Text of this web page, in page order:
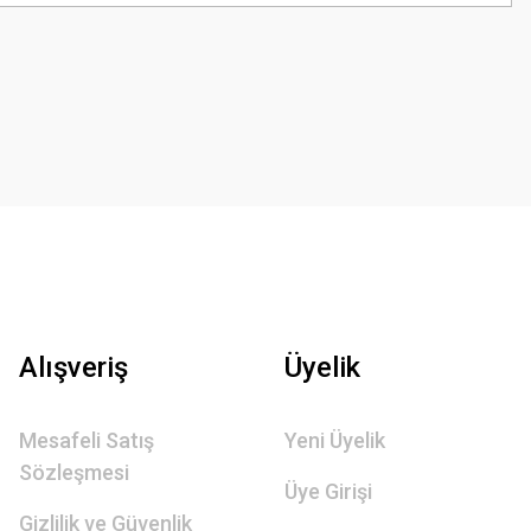
Alışveriş
Mesafeli Satış
Sözleşmesi
Gizlilik ve Güvenlik
Üyelik
Yeni Üyelik
Üye Girişi